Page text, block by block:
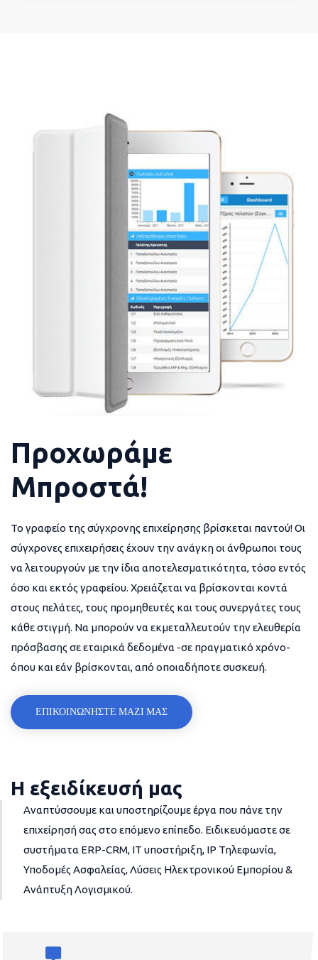
Προχωράμε
Μπροστά!
Το γραφείο της σύγχρονης επιχείρησης βρίσκεται παντού! Οι
σύγχρονες επιχειρήσεις έχουν την ανάγκη οι άνθρωποι τους
να λειτουργούν με την ίδια αποτελεσματικότητα, τόσο εντός
όσο και εκτός γραφείου. Χρειάζεται να βρίσκονται κοντά
στους πελάτες, τους προμηθευτές και τους συνεργάτες τους
κάθε στιγμή. Να μπορούν να εκμεταλλευτούν την ελευθερία
πρόσβασης σε εταιρικά δεδομένα -σε πραγματικό χρόνο-
όπου και εάν βρίσκονται, από οποιαδήποτε συσκευή.
ΕΠΙΚΟΙΝΩΝΗΣΤΕ ΜΑΖΙ ΜΑΣ
Η εξειδίκευσή μας
Αναπτύσσουμε και υποστηρίζουμε έργα που πάνε την
επιχείρησή σας στο επόμενο επίπεδο. Ειδικευόμαστε σε
συστήματα ERP-CRM, IT υποστήριξη, IP Τηλεφωνία,
Υποδομές Ασφαλείας, Λύσεις Ηλεκτρονικού Εμπορίου &
Ανάπτυξη Λογισμικού.